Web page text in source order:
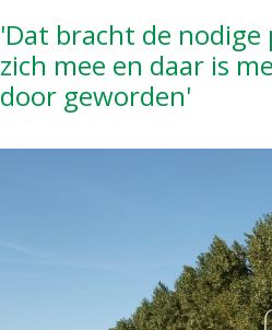
'Dat bracht de
zich mee en daar is
door geworden'